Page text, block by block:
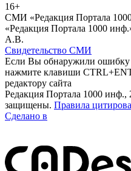
16+
СМИ «Редакция Портала
«Редакция Портала 1000
А.В.
Свидетельство СМИ
Если Вы обнаружили ошибку
нажмите клавиши
редактору сайта
Редакция Портала 1000 инф.,
защищены. Правила
Сделано в